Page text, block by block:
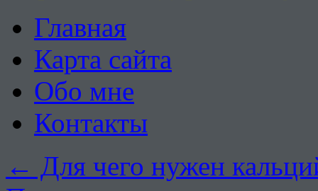
Главная
Карта сайта
Обо мне
Контакты
← Для чего нужен